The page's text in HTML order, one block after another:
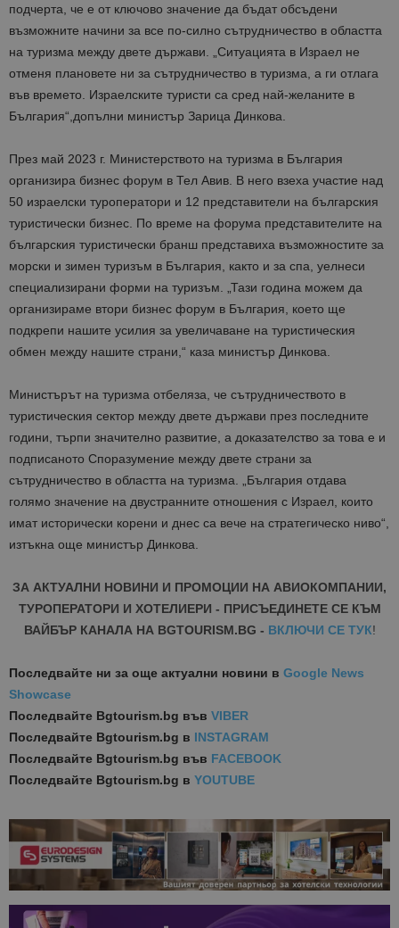
подчерта
че е от ключово значение да бъдат обсъдени
възможните начини за все по-силно сътрудничество в областта
на туризма между двете държави. „Ситуацията в Израел не
отменя плановете ни за сътрудничество в туризма, а ги отлага
във времето. Израелските туристи са сред най-желаните в
България“ допълни министър Зарица Динкова.
През май 2023 г. Министерството на туризма в България
организира бизнес форум в Тел Авив. В него взеха участие над
50 израелски туроператори и 12 представители на българския
туристически бизнес. По време на форума представителите на
българския туристически бранш представиха възможностите за
морски и зимен туризъм в България, както и за спа, уелнеси
специализирани форми на туризъм. „Тази година можем да
организираме втори бизнес форум в България, което ще
подкрепи нашите усилия за увеличаване на туристическия
обмен между нашите страни,“ каза министър Динкова.
Министърът на туризма отбеляза, че сътрудничеството в
туристическия сектор между двете държави през последните
години, търпи значително развитие, а доказателство за това е и
подписаното Споразумение между двете страни за
сътрудничество в областта на туризма. „България отдава
голямо значение на двустранните отношения с Израел, които
имат исторически корени и днес са вече на стратегическо ниво“,
изтъкна още министър Динкова.
ЗА АКТУАЛНИ НОВИНИ И ПРОМОЦИИ НА АВИОКОМПАНИИ,
ТУРОПЕРАТОРИ И ХОТЕЛИЕРИ - ПРИСЪЕДИНЕТЕ СЕ КЪМ
ВАЙБЪР КАНАЛА НА BGTOURISM.BG - ВКЛЮЧИ СЕ ТУК!
Последвайте ни за още актуални новини в Google News
Showcase
Последвайте Bgtourism.bg във VIBER
Последвайте Bgtourism.bg в INSTAGRAM
Последвайте Bgtourism.bg във FACEBOOK
Последвайте Bgtourism.bg в YOUTUBE